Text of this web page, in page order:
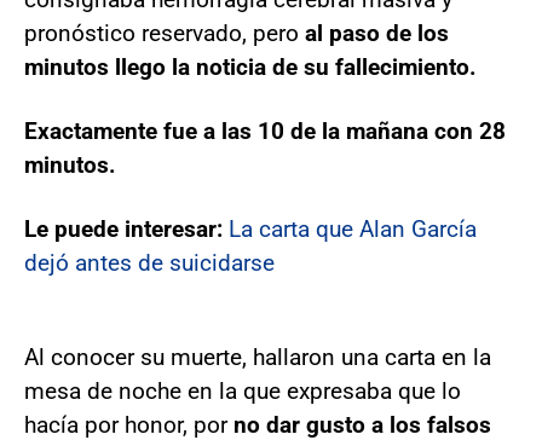
pronóstico reservado, pero al paso de los
minutos llego la noticia de su fallecimiento.
Exactamente fue a las 10 de la mañana con 28
minutos.
Le puede interesar: La carta que Alan García
dejó antes de suicidarse
Al conocer su muerte, hallaron una carta en la
mesa de noche en la que expresaba que lo
hacía por honor, por no dar gusto a los falsos